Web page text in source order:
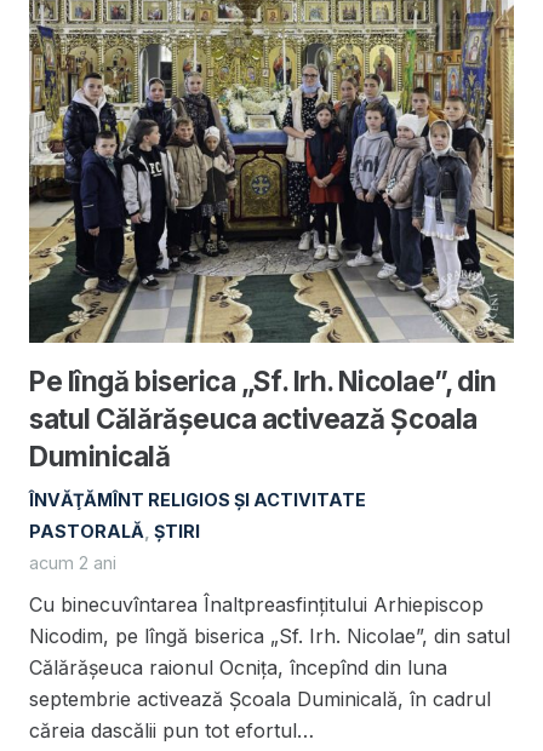
Pe lîngă biserica „Sf. Irh. Nicolae”, din
satul Călărășeuca activează Școala
Duminicală
ÎNVĂŢĂMÎNT RELIGIOS ŞI ACTIVITATE
PASTORALĂ ȘTIRI
acum 2 ani
Cu binecuvîntarea Înaltpreasfințitului Arhiepiscop
Nicodim, pe lîngă biserica „Sf. Irh. Nicolae”, din satul
Călărășeuca raionul Ocnița, începînd din luna
septembrie activează Şcoala Duminicală, în cadrul
căreia dascălii pun tot efortul…